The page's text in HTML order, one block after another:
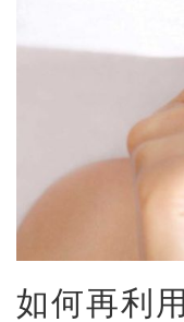
如何再利用